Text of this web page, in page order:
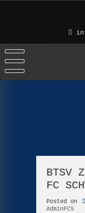
BTSV
FC
Posted on
AdminFCS